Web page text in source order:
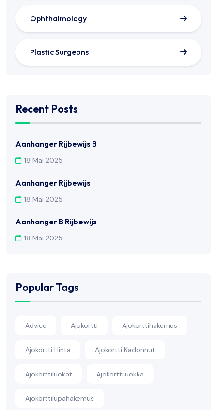
Ophthalmology
Plastic Surgeons
Recent Posts
Aanhanger Rijbewijs B
18 Mai 2025
Aanhanger Rijbewijs
18 Mai 2025
Aanhanger B Rijbewijs
18 Mai 2025
Popular Tags
Advice Ajokortti Ajokorttihakemus
Ajokortti Hinta Ajokortti Kadonnut
Ajokorttiluokat Ajokorttiluokka
Ajokorttilupahakemus